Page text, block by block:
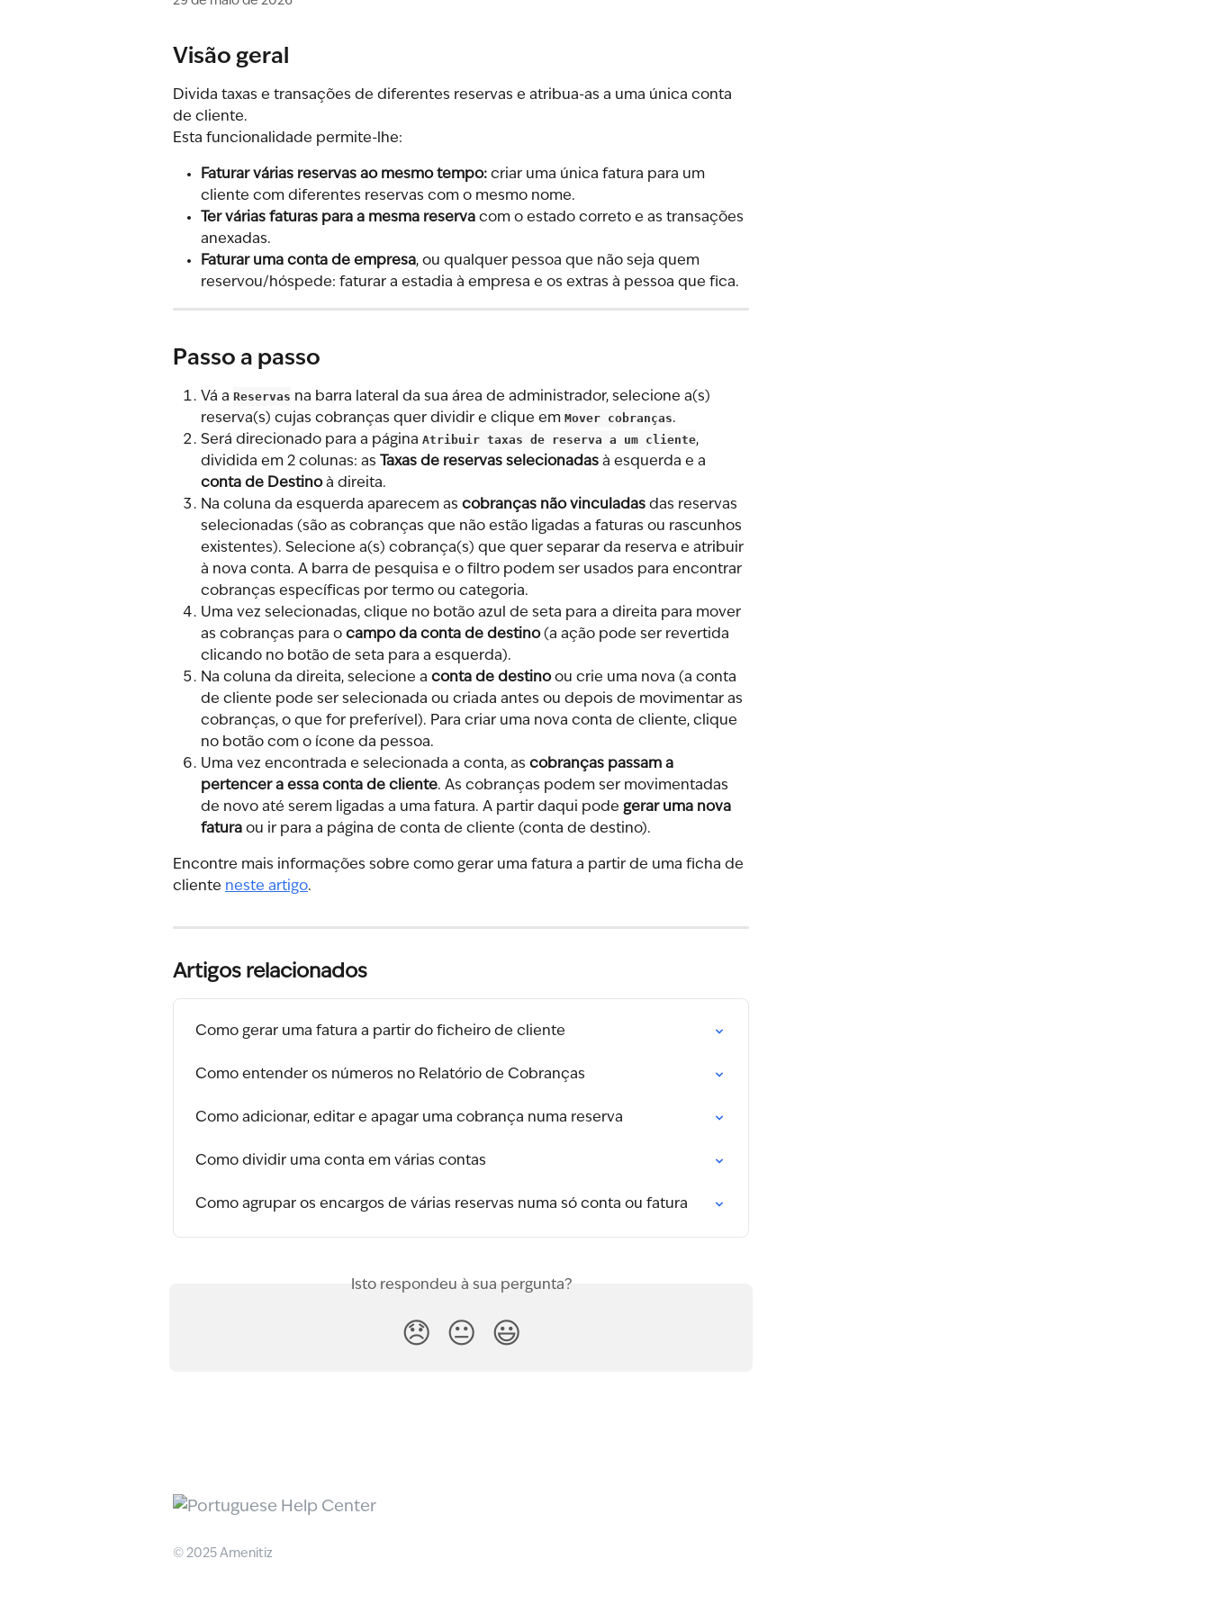
Visão geral
Divida taxas e transações de diferentes reservas e atribua-as a uma única conta
de cliente.
Esta funcionalidade permite-lhe:
Faturar várias reservas ao mesmo tempo: criar uma única fatura para um
cliente com diferentes reservas com o mesmo nome.
Ter várias faturas para a mesma reserva com o estado correto e as transações
anexadas.
Faturar uma conta de empresa, ou qualquer pessoa que não seja quem
reservou/hóspede: faturar a estadia à empresa e os extras à pessoa que fica.
Passo a passo
Vá a Reservas na barra lateral da sua área de administrador, selecione a(s)
reserva(s) cujas cobranças quer dividir e clique em Mover cobranças.
Será direcionado para a página Atribuir taxas de reserva a um cliente,
dividida em 2 colunas: as
Taxas de reservas selecionadas à esquerda e a
conta de Destino à direita.
Na coluna da esquerda aparecem as cobranças não vinculadas das reservas
selecionadas (são as cobranças que não estão ligadas a faturas ou rascunhos
existentes). Selecione a(s) cobrança(s) que quer separar da reserva e atribuir
à nova conta. A barra de pesquisa e o filtro podem ser usados para encontrar
cobranças específicas por termo ou categoria.
Uma vez selecionadas, clique no botão azul de seta para a direita para mover
as cobranças para o campo da conta de destino (a ação pode ser revertida
clicando no botão de seta para a esquerda).
Na coluna da direita, selecione a conta de destino ou crie uma nova (a conta
de cliente pode ser selecionada ou criada antes ou depois de movimentar as
cobranças, o que for preferível). Para criar uma nova conta de cliente, clique
no botão com o ícone da pessoa.
Uma vez encontrada e selecionada a conta, as cobranças passam a
pertencer a essa conta de cliente. As cobranças podem ser movimentadas
de novo até serem ligadas a uma fatura. A partir daqui pode gerar uma nova
fatura ou ir para a página de conta de cliente (conta de destino).
Encontre mais informações sobre como gerar uma fatura a partir de uma ficha de
cliente neste artigo.
Artigos relacionados
Como gerar uma fatura a partir do ficheiro de cliente
Como entender os números no Relatório de Cobranças
Como adicionar, editar e apagar uma cobrança numa reserva
Como dividir uma conta em várias contas
Como agrupar os encargos de várias reservas numa só conta ou fatura
Isto respondeu à sua pergunta?
😞 😐 😃
© 2025 Amenitiz